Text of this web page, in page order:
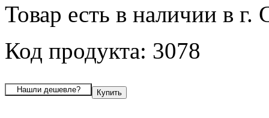
Товар есть в наличии в
Код продукта: 3078